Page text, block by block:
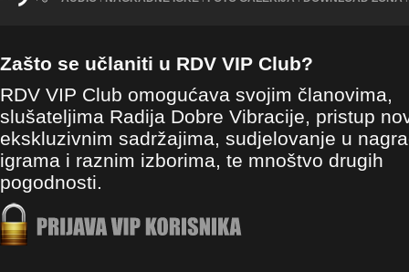
Zašto se učlaniti u RDV VIP Club?
RDV VIP Club omogućava svojim članovima,
slušateljima Radija Dobre Vibracije, pristup
ekskluzivnim sadržajima, sudjelovanje u
igrama i raznim izborima, te mnoštvo drugih
pogodnosti.